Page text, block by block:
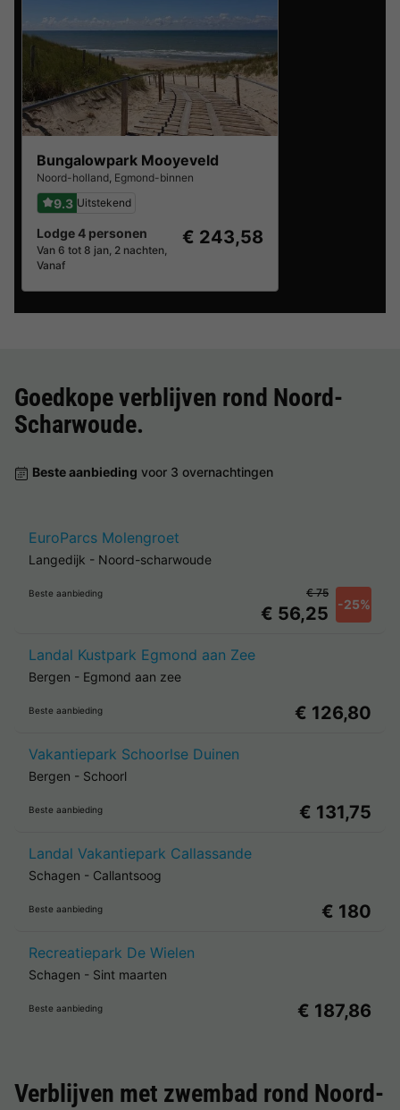
Bungalowpark Mooyeveld
Noord-holland, Egmond-binnen
9.3 Uitstekend
Lodge 4 personen
Van 6 tot 8 jan, 2 nachten,
Vanaf
€ 243,58
Goedkope verblijven rond Noord-
Scharwoude.
Beste aanbieding voor 3 overnachtingen
EuroParcs Molengroet
Langedijk - Noord-scharwoude
Beste aanbieding
€ 56,25 -25%
€ 75
Landal Kustpark Egmond aan Zee
Bergen - Egmond aan zee
Beste aanbieding € 126,80
Vakantiepark Schoorlse Duinen
Bergen - Schoorl
Beste aanbieding € 131,75
Landal Vakantiepark Callassande
Schagen - Callantsoog
Beste aanbieding € 180
Recreatiepark De Wielen
Schagen - Sint maarten
Beste aanbieding € 187,86
Verblijven met zwembad rond Noord-